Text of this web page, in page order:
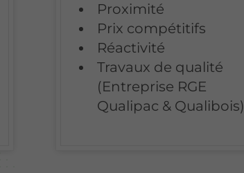
Proximité
Prix compétitifs
Réactivité
Travaux de qualité
(Entreprise RGE
Qualipac & Qualibois)